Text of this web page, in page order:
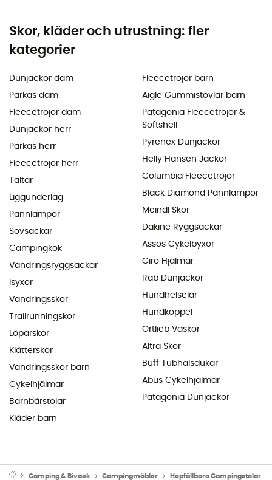
Skor, kläder och utrustning: fler
kategorier
Dunjackor dam
Parkas dam
Fleecetröjor dam
Dunjackor herr
Parkas herr
Fleecetröjor herr
Tältar
Liggunderlag
Pannlampor
Sovsäckar
Campingkök
Vandringsryggsäckar
Isyxor
Vandringsskor
Trailrunningskor
Löparskor
Klätterskor
Vandringsskor barn
Cykelhjälmar
Barnbärstolar
Kläder barn
Fleecetröjor barn
Aigle Gummistövlar barn
Patagonia Fleecetröjor &
Softshell
Pyrenex Dunjackor
Helly Hansen Jackor
Columbia Fleecetröjor
Black Diamond Pannlampor
Meindl Skor
Dakine Ryggsäckar
Assos Cykelbyxor
Giro Hjälmar
Rab Dunjackor
Hundhelselar
Hundkoppel
Ortlieb Väskor
Altra Skor
Buff Tubhalsdukar
Abus Cykelhjälmar
Patagonia Dunjackor
Camping & Bivack Campingmöbler Hopfällbara Campingstolar